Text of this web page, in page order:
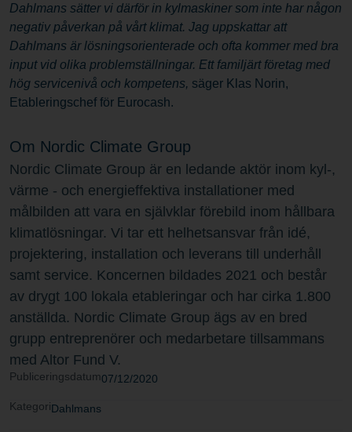
Publiceringsdatum07/12/2020
KategoriDahlmans
Dahlmans sätter vi därför in kylmaskiner som inte har någon
negativ påverkan på vårt klimat. Jag uppskattar att
Dahlmans är lösningsorienterade och ofta kommer med bra
input vid olika problemställningar. Ett familjärt företag med
hög servicenivå och kompetens, säger Klas Norin,
Etableringschef för Eurocash.
Om Nordic Climate Group
Nordic Climate Group är en ledande aktör inom kyl-,
värme - och energieffektiva installationer med
målbilden att vara en självklar förebild inom hållbara
klimatlösningar. Vi tar ett helhetsansvar från idé,
projektering, installation och leverans till underhåll
samt service. Koncernen bildades 2021 och består
av drygt 100 lokala etableringar och har cirka 1.800
anställda. Nordic Climate Group ägs av en bred
grupp entreprenörer och medarbetare tillsammans
med Altor Fund V.